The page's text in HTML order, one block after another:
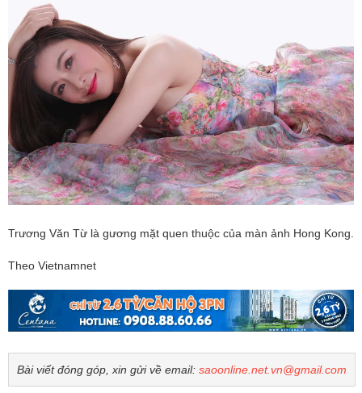
Trương Văn Từ là gương mặt quen thuộc của màn ảnh Hong Kong.
Theo Vietnamnet
Bài viết đóng góp, xin gửi về email: saoonline.net.vn@gmail.com